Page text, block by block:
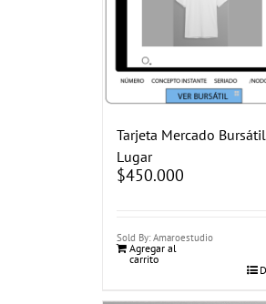
Tarjeta Mercado
Lugar
$450.000
Sold By: Amaroestudio
Agregar al
carrito